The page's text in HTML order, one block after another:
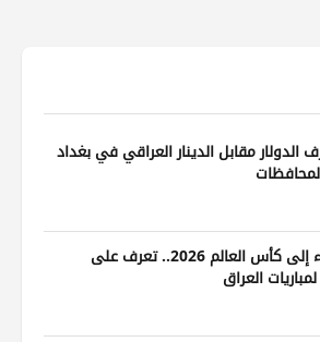
الدولار مقابل الدينار العراقي في بغداد
من ودية الأربعاء إلى كأس العالم 2026.. تعرف على
العراق